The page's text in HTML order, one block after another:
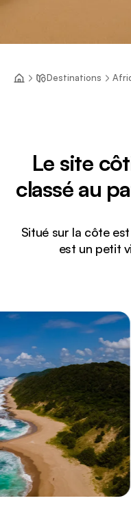
Destinations
Le site
classé au
Situé sur la côte
est un petit